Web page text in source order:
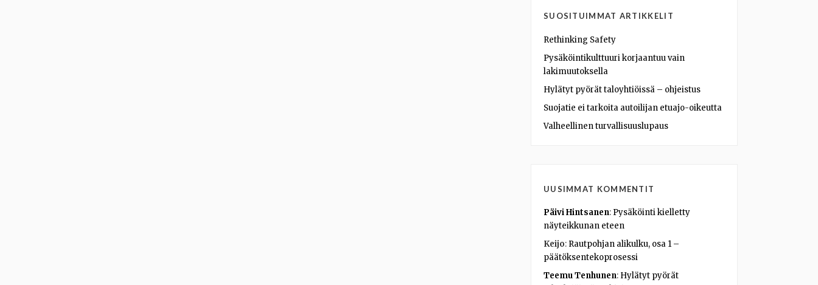
SUOSITUIMMAT ARTIKKELIT
Rethinking Safety
Pysäköintikulttuuri korjaantuu vain
lakimuutoksella
Hylätyt pyörät taloyhtiöissä – ohjeistus
Suojatie ei tarkoita autoilijan etuajo-oikeutta
Valheellinen turvallisuuslupaus
UUSIMMAT KOMMENTIT
Päivi Hintsanen: Pysäköinti kielletty
näyteikkunan eteen
Keijo: Rautpohjan alikulku, osa 1 –
päätöksentekoprosessi
Teemu Tenhunen: Hylätyt pyörät